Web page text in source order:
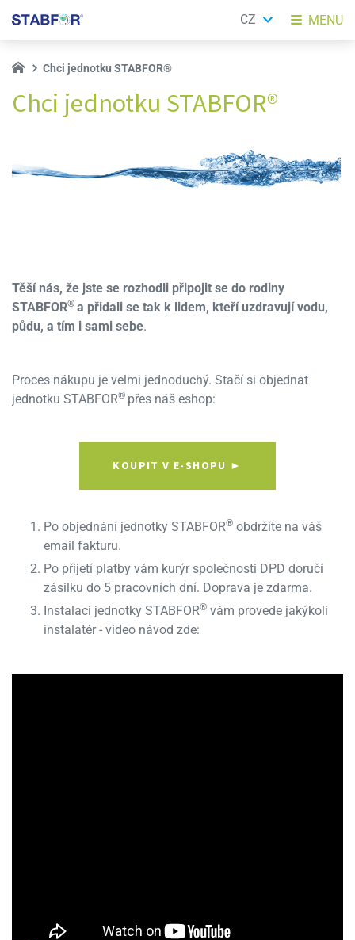
Chci jednotku STABFOR®
Chci jednotku STABFOR®
Těší nás, že jste se rozhodli připojit se do rodiny
STABFOR® a přidali se tak k lidem, kteří uzdravují vodu,
půdu, a tím i sami sebe.
Proces nákupu je velmi jednoduchý. Stačí si objednat
jednotku STABFOR® přes náš eshop:
KOUPIT V E-SHOPU ►
Po objednání jednotky STABFOR® obdržíte na váš
email fakturu.
Po přijetí platby vám kurýr společnosti DPD doručí
zásilku do 5 pracovních dní. Doprava je zdarma.
Instalaci jednotky STABFOR® vám provede jakýkoli
instalatér - video návod zde:
MENU
CZ